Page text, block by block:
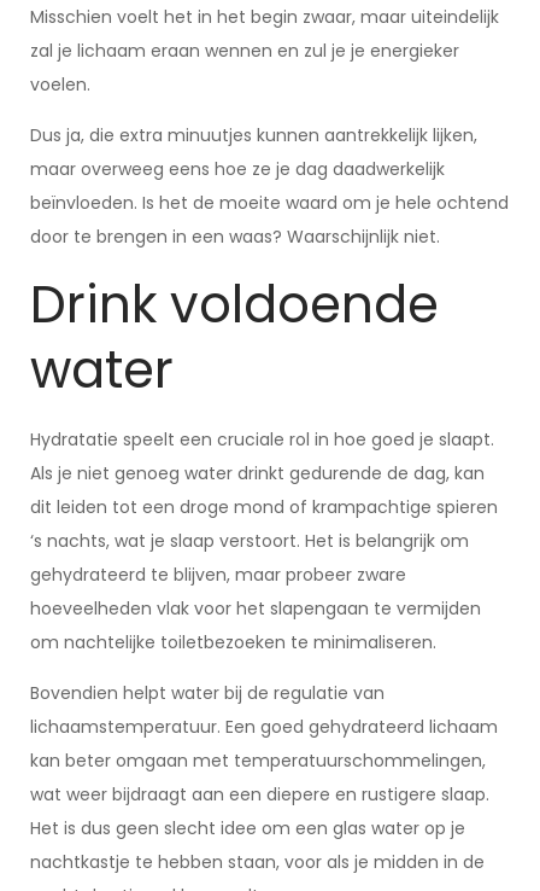
Misschien voelt het in het begin zwaar, maar uiteindelijk
zal je lichaam eraan wennen en zul je je energieker
voelen.
Dus ja, die extra minuutjes kunnen aantrekkelijk lijken,
maar overweeg eens hoe ze je dag daadwerkelijk
beïnvloeden. Is het de moeite waard om je hele ochtend
door te brengen in een waas? Waarschijnlijk niet.
Drink voldoende
water
Hydratatie speelt een cruciale rol in hoe goed je slaapt.
Als je niet genoeg water drinkt gedurende de dag, kan
dit leiden tot een droge mond of krampachtige spieren
‘s nachts, wat je slaap verstoort. Het is belangrijk om
gehydrateerd te blijven, maar probeer zware
hoeveelheden vlak voor het slapengaan te vermijden
om nachtelijke toiletbezoeken te minimaliseren.
Bovendien helpt water bij de regulatie van
lichaamstemperatuur. Een goed gehydrateerd lichaam
kan beter omgaan met temperatuurschommelingen,
wat weer bijdraagt aan een diepere en rustigere slaap.
Het is dus geen slecht idee om een glas water op je
nachtkastje te hebben staan, voor als je midden in de